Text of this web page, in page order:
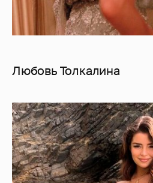
Любовь Толкалина